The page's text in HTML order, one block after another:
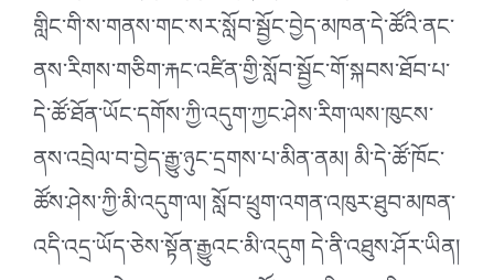
གླིང་གི་ས་གནས་གང་སར་སློབ་སྦྱོང་བྱེད་མཁན་དེ་ཚོའི་ནང་
ནས་རིགས་གཅིག་རྐང་འཛིན་གྱི་སློབ་སྦྱོང་གོ་སྐབས་ཐོབ་པ་
དེ་ཚོ་ཐོན་ཡོང་དགོས་ཀྱི་འདུག་ཀྱང་ཤེས་རིག་ལས་ཁུངས་
ནས་འབྲེལ་བ་བྱེད་རྒྱུ་ཉུང་དྲགས་པ་མིན་ནམ། མི་དེ་ཚོ་ཁོང་
ཚོས་ཤེས་ཀྱི་མི་འདུག་ལ། སློབ་ཕྲུག་འགན་འཁུར་ཐུབ་མཁན་
འདི་འདྲ་ཡོད་ཅེས་སྟོན་རྒྱུའང་མི་འདུག དེ་ནི་འཐུས་ཤོར་ཡིན།